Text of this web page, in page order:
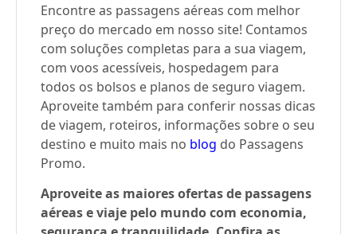
Encontre as passagens aéreas com melhor
preço do mercado em nosso site! Contamos
com soluções completas para a sua viagem,
com voos acessíveis, hospedagem para
todos os bolsos e planos de seguro viagem.
Aproveite também para conferir nossas dicas
de viagem, roteiros, informações sobre o seu
destino e muito mais no blog do Passagens
Promo.
Aproveite as maiores ofertas de passagens
aéreas e viaje pelo mundo com economia,